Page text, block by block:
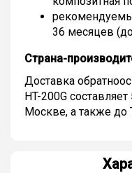
36 месяцев
Страна-
Доставка
HT-200G
Москве, а также